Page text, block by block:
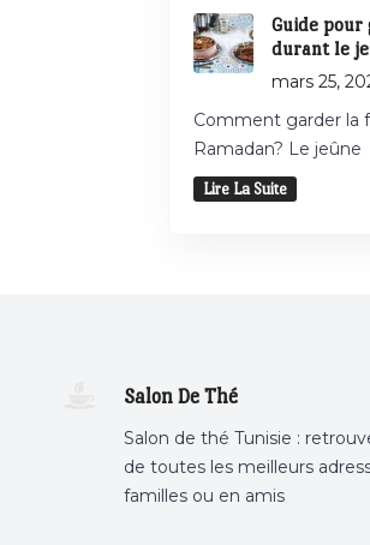
Guide
durant le
mars 25,
Comment garder la
Ramadan? Le jeûne
Lire La Suite
Salon De Thé
Salon de thé Tunisie :
de toutes les meilleurs
familles ou en amis